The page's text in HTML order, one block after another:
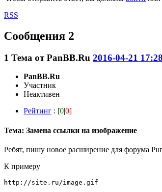
RSS
Сообщения 2
1 Тема отPanBB.Ru 2016-04-21
PanBB.Ru
Участник
Неактивен
Рейтинг : [0|0]
Тема: Замена ссылки на изображение
Ребят, пишу новое расширение для форума
К примеру
http://site.ru/image.gif